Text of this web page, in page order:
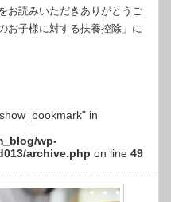
お読みいただきありがとうご
お子様に対する扶養控除」に
in
wp-
archive.php on line 49